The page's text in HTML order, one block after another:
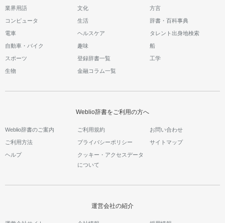
業界用語 文化 方言
コンピュータ 生活 辞書・百科事典
電車 ヘルスケア タレント出身地検索
自動車・バイク 趣味 船
スポーツ 登録辞書一覧 工学
生物 金融コラム一覧
Weblio辞書をご利用の方へ
Weblio辞書のご案内 ご利用規約 お問い合わせ
ご利用方法 プライバシーポリシー サイトマップ
ヘルプ
クッキー・アクセスデータ
について
運営会社の紹介